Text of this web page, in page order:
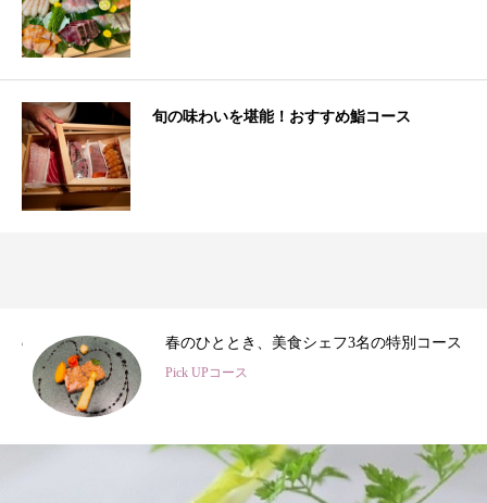
旬の味わいを堪能！おすすめ鮨コース
春のひととき、美食シェフ3名の特別コース
Pick UPコース